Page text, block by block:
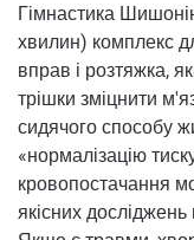
Гімнастика
хвилин) комплекс
вправ і розтяжка,
трішки зміцнити
сидячого способу
«нормалізацію
кровопостачання
якісних